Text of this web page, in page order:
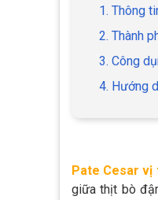
1. Thông
2. Thành
3. Công
4. Hướng
Pate Cesar vị
giữa thịt bò